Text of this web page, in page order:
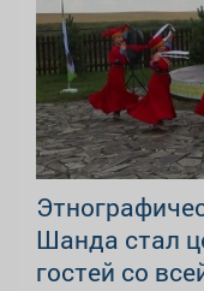
Шанда стал
гостей со